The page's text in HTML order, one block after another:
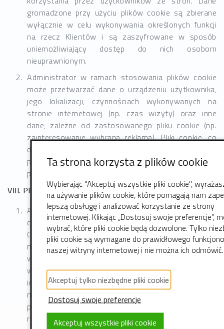
gromadzone przy użyciu plików cookie są zbierane
wyłącznie w celu wykonywania określonych funkcji
na rzecz Klientów i są zaszyfrowane w sposób
uniemożliwiający dostęp do nich osobom
nieuprawnionym.
Administrator w ramach stosowania plików cookie
może przetwarzać dane o urządzeniu użytkownika,
jego lokalizacji, czynnościach wykonywanych na
stronie internetowej (np. czas wizyty) oraz inne
dane, zależne od zastosowanego pliku cookie (np.
zainteresowanie wybraną reklamą). Pliki cookie, co
do zasady, nie są danymi osobowymi, jednak
poprzez połączenie z innymi informacjami, mogą w
pewnym zakresie tworzyć dane osobowe.
VIII. Pliki stosowane na stronie internetowej idhosting.pl
Administrator wykorzystuje pliki cookie – z uwagi na
czas przechowywania – „sesyjne” oraz „stałe”.
Cookie sesyjne to pliki tymczasowe, które pozostają
na urządzeniu użytkownika, aż do czasu
wylogowania, opuszczenia strony internetowej lub
wyłączenia oprogramowania (przeglądarki
internetowej). Cookie stałe to pliki, które pozostają
na urządzeniu użytkownika przez czas określony w
parametrach plików cookie albo do momentu ich
ręcznego usunięcia przez użytkownika.
Ta strona korzysta z plików cookie
Wybierając "Akceptuj wszystkie pliki cookie",
na używanie plików cookie, które pomagają nam
lepszą obsługę i analizować korzystanie ze strony
internetowej. Klikając „Dostosuj swoje preferencje”,
wybrać, które pliki cookie będą dozwolone. Tylko
pliki cookie są wymagane do prawidłowego
naszej witryny internetowej i nie można ich odmówić.
Akceptuj tylko niezbędne pliki cookie
Dostosuj swoje preferencje
Akceptuj wszystkie pliki cookie